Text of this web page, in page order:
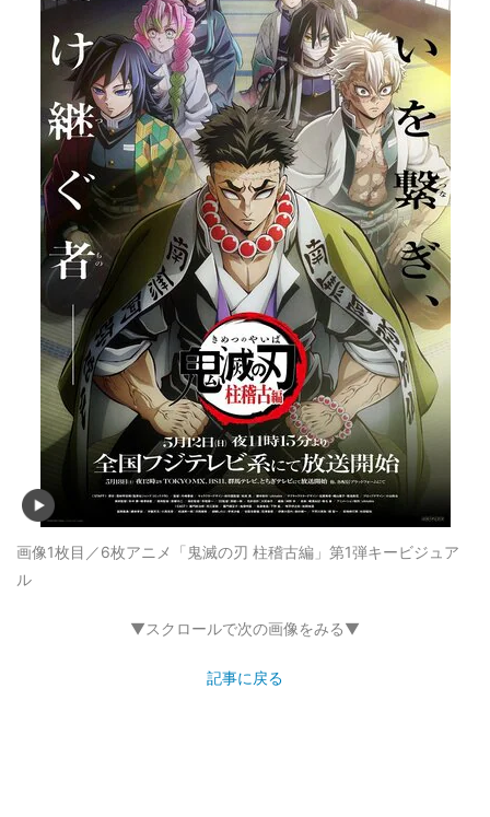
画像1枚目／6枚アニメ「鬼滅の刃 柱稽古編」第1弾キービジュア
ル
▼スクロールで次の画像をみる▼
記事に戻る